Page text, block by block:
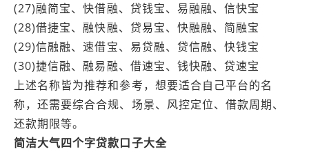
(27)融简宝、快借融、贷钱宝、易融融、信快宝
(28)借捷宝、融快融、贷易宝、快融融、简融宝
(29)信融融、速借宝、易贷融、贷信融、快钱宝
(30)捷信融、融易融、借速宝、钱快融、贷速宝
上述名称皆为推荐和参考，想要适合自己平台的名
称，还需要综合合规、场景、风控定位、借款周期、
还款期限等。
简洁大气四个字贷款口子大全